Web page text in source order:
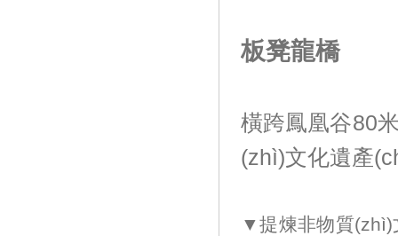
板凳龍橋
橫跨鳳凰谷80米
(zhì)文化遺產
▼提煉非物質(zhì)